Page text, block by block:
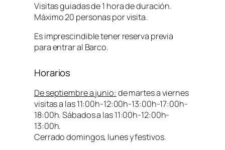
Visitas guiadas de 1 hora de duración.
Máximo 20 personas por visita.
Es imprescindible tener reserva previa
para entrar al Barco.
Horarios
De septiembre a junio: de martes a viernes
visitas a las 11:00h-12:00h-13:00h-17:00h-
18:00h. Sábados a las 11:00h-12:00h-
13:00h.
Cerrado domingos, lunes y festivos.